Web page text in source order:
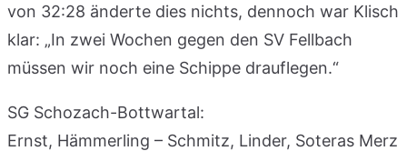
von 32:28 änderte dies nichts, dennoch war Klisch
klar: „In zwei Wochen gegen den SV Fellbach
müssen wir noch eine Schippe drauflegen.“
SG Schozach-Bottwartal:
Ernst, Hämmerling – Schmitz, Linder, Soteras Merz